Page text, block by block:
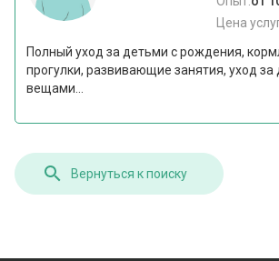
Цена
Полный уход за детьми с рождения,
прогулки, развивающие занятия, уход за
вещами...
Вернуться к поиску